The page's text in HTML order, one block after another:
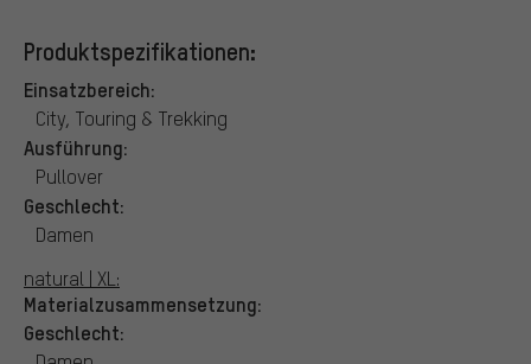
Produktspezifikationen:
Einsatzbereich:
City, Touring & Trekking
Ausführung:
Pullover
Geschlecht:
Damen
natural | XL:
Materialzusammensetzung:
Geschlecht: